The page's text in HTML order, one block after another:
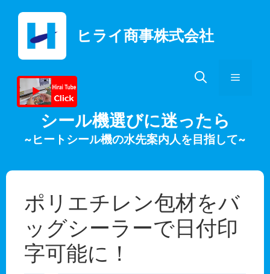
ヒライ商事株式会社
メ
シール機選びに迷ったら
~ヒートシール機の水先案内人を目指して~
ポリエチレン包材をバ
ッグシーラーで日付印
字可能に！